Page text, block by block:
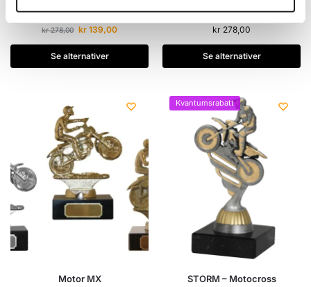
kr278,00 kr 139,00
Se alternativer
kr 278,00
Se alternativer
Motor MX
Kvantumsrabatt
STORM – Motocross